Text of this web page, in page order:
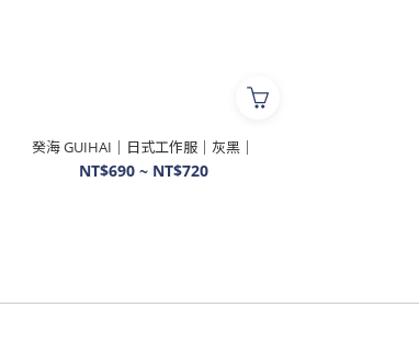
癸海 GUIHAI│日式工作服│灰黑│
NT$690 ~ NT$720